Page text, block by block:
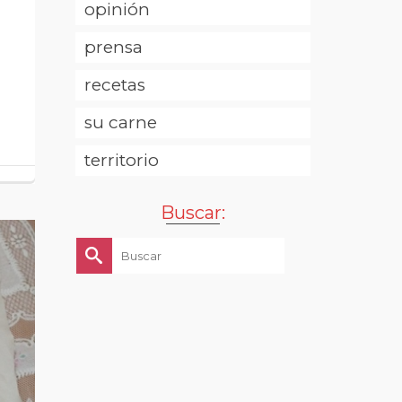
opinión
prensa
recetas
su carne
territorio
Buscar:
Buscar
por: